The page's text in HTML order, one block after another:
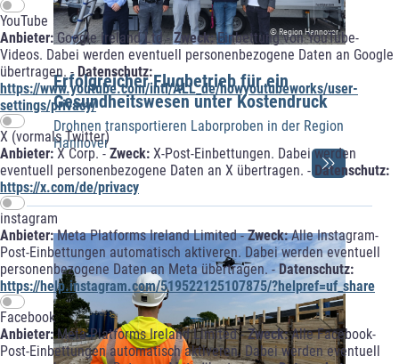
YouTube
Anbieter:Google Ireland Ltd -Zweck:Einbettung von YouTube-
Videos. Dabei werden eventuell personenbezogene Daten an Google
übertragen. - Datenschutz:
https://www.youtube.com/intl/ALL_de/howyoutubeworks/user-
settings/privacy/
X (vormals Twitter)
Anbieter: X Corp. - Zweck: X-Post-Einbettungen. Dabei werden
eventuell personenbezogene Daten an X übertragen. - Datenschutz:
https://x.com/de/privacy
instagram
Anbieter:Meta Platforms Ireland Limited -Zweck:Alle Instagram-
Post-Einbettungen automatisch aktiveren. Dabei werden eventuell
personenbezogene Daten an Meta übertragen. -Datenschutz:
https://help.instagram.com/519522125107875/?helpref=uf_share
Facebook
Anbieter:Meta Platforms Ireland Limited -Zweck:Alle Facebook-
Post-Einbettungen automatisch aktiveren. Dabei werden eventuell
© Region Hannover
Erfolgreicher Flugbetrieb für ein
Gesundheitswesen unter Kostendruck
Drohnen transportieren Laborproben in der Region
Hannover